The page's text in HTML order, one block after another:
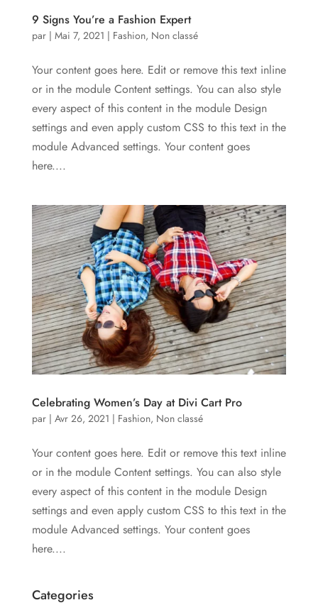
9 Signs You’re a Fashion Expert
par | Mai 7, 2021 | Fashion, Non classé
Your content goes here. Edit or remove this text inline
or in the module Content settings. You can also style
every aspect of this content in the module Design
settings and even apply custom CSS to this text in the
module Advanced settings. Your content goes
here....
Celebrating Women’s Day at Divi Cart Pro
par | Avr 26, 2021 | Fashion, Non classé
Your content goes here. Edit or remove this text inline
or in the module Content settings. You can also style
every aspect of this content in the module Design
settings and even apply custom CSS to this text in the
module Advanced settings. Your content goes
here....
Categories